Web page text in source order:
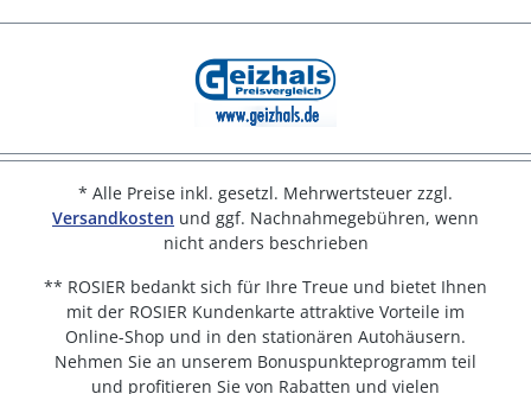
* Alle Preise inkl. gesetzl. Mehrwertsteuer zzgl.
Versandkosten und ggf. Nachnahmegebühren, wenn
nicht anders beschrieben
** ROSIER bedankt sich für Ihre Treue und bietet Ihnen
mit der ROSIER Kundenkarte attraktive Vorteile im
Online-Shop und in den stationären Autohäusern.
Nehmen Sie an unserem Bonuspunkteprogramm teil
und profitieren Sie von Rabatten und vielen